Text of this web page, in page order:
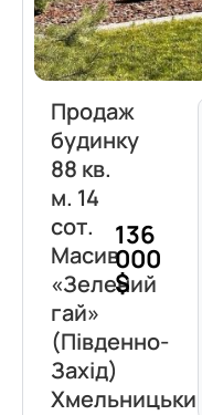
Продаж
будинку
88 кв.
м. 14
сот.
Масив
«Зелений
гай»
(Південно-
Захід)
Хмельницький
136
000
$